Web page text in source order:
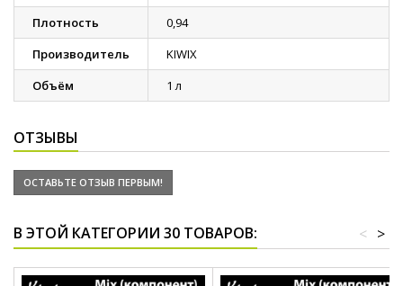
Плотность
0,94
Производитель
KIWIX
Объём
1 л
ОТЗЫВЫ
ОСТАВЬТЕ ОТЗЫВ ПЕРВЫМ!
В ЭТОЙ КАТЕГОРИИ 30 ТОВАРОВ: >
<